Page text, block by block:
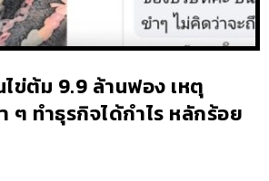
ข่ต้ม 9.9 ล้านฟอง เหตุ
ๆ ทำธุรกิจได้กำไร หลักร้อย